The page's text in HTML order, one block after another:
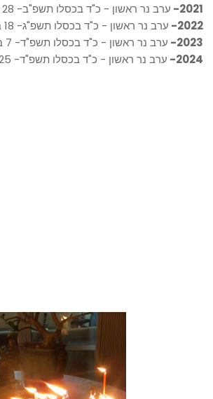
2021-
ערב נר ראשון - כ"ד בכסלו תשפ"ב- 28 בנובמבר
2022-
ערב נר ראשון - כ"ד בכסלו תשפ"ג- 18 בדצמבר
2023-
ערב נר ראשון - כ"ד בכסלו תשפ"ד- 7 בדצמבר
2024-
ערב נר ראשון - כ"ד בכסלו תשפ"ד- 25 בדצמבר